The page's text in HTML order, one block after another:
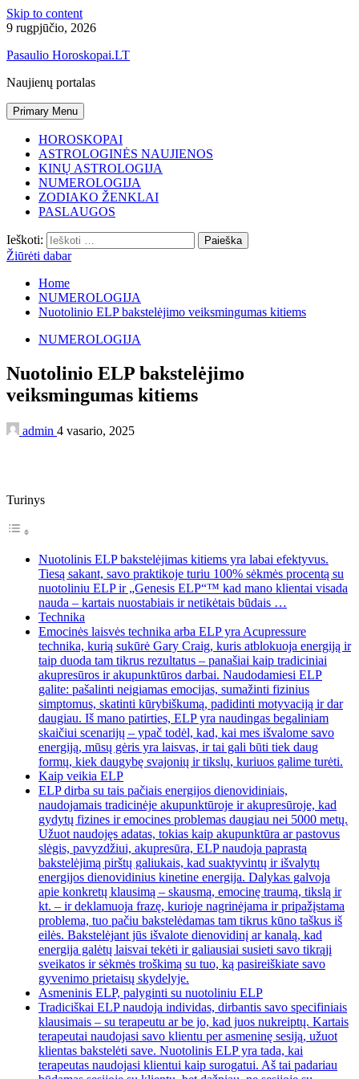
Skip to content
9 rugpjūčio, 2026
Pasaulio Horoskopai.LT
Naujienų portalas
Primary Menu
HOROSKOPAI
ASTROLOGINĖS NAUJIENOS
KINŲ ASTROLOGIJA
NUMEROLOGIJA
ZODIAKO ŽENKLAI
PASLAUGOS
Ieškoti:
Žiūrėti dabar
Home
NUMEROLOGIJA
Nuotolinio ELP bakstelėjimo veiksmingumas kitiems
NUMEROLOGIJA
Nuotolinio ELP bakstelėjimo
veiksmingumas kitiems
admin 4 vasario, 2025
Turinys
Nuotolinis ELP bakstelėjimas kitiems yra labai efektyvus.
Tiesą sakant, savo praktikoje turiu 100% sėkmės procentą su
nuotoliniu ELP ir „Genesis ELP“™ kad mano klientai visada
nauda – kartais nuostabiais ir netikėtais būdais …
Technika
Emocinės laisvės technika arba ELP yra Acupressure
technika, kurią sukūrė Gary Craig, kuris atblokuoja energiją ir
taip duoda tam tikrus rezultatus – panašiai kaip tradiciniai
akupresūros ir akupunktūros darbai. Naudodamiesi ELP
galite: pašalinti neigiamas emocijas, sumažinti fizinius
simptomus, skatinti kūrybiškumą, padidinti motyvaciją ir dar
daugiau. Iš mano patirties, ELP yra naudingas begaliniam
skaičiui scenarijų – ypač todėl, kad, kai mes išvalome savo
energiją, mūsų gėris yra laisvas, ir tai gali būti tiek daug
formų, kiek daugybę svajonių ir tikslų, kuriuos galime turėti.
Kaip veikia ELP
ELP dirba su tais pačiais energijos dienovidiniais,
naudojamais tradicinėje akupunktūroje ir akupresūroje, kad
gydytų fizines ir emocines problemas daugiau nei 5000 metų.
Užuot naudojęs adatas, tokias kaip akupunktūra ar pastovus
slėgis, pavyzdžiui, akupresūra, ELP naudoja paprastą
bakstelėjimą pirštų galiukais, kad suaktyvintų ir išvalytų
energijos dienovidinius kinetine energija. Dalykas galvoja
apie konkretų klausimą – skausmą, emocinę traumą, tikslą ir
kt. – ir deklamuoja frazę, kurioje nagrinėjama ir pripažįstama
problema, tuo pačiu bakstelėdamas tam tikrus kūno taškus iš
eilės. Bakstelėjant jūs išvalote dienovidinį ar kanalą, kad
energija galėtų laisvai tekėti ir galiausiai susieti savo tikrąjį
sveikatos ir sėkmės troškimą su tuo, ką pasireiškiate savo
gyvenimo prietaisų skydelyje.
Asmeninis ELP, palyginti su nuotoliniu ELP
Tradiciškai ELP naudoja individas, dirbantis savo specifiniais
klausimais – su terapeutu ar be jo, kad juos nukreiptų. Kartais
terapeutai naudojasi savo klientu per asmeninę sesiją, užuot
klientas bakstelėti save. Nuotolinis ELP yra tada, kai
terapeutas naudojasi klientui kaip surogatui. Aš tai padariau